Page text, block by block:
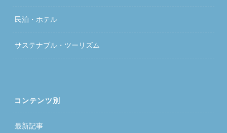
民泊・ホテル
サステナブル・ツーリズム
コンテンツ別
最新記事